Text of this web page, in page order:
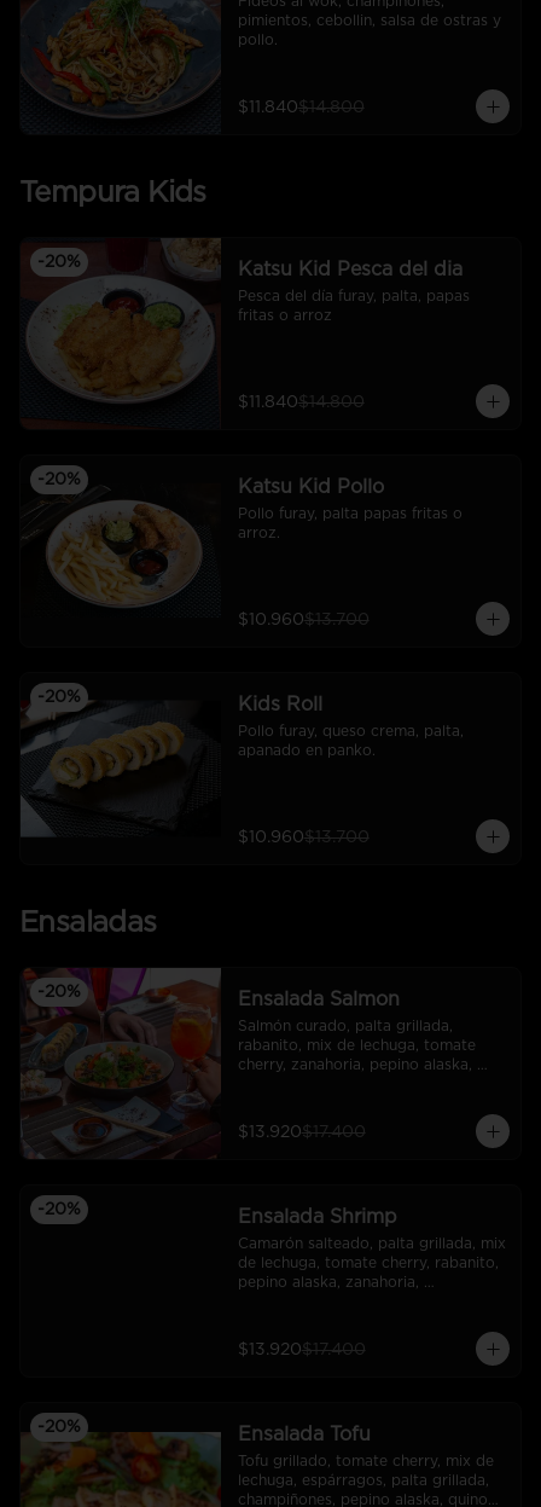
pimientos, cebollin, salsa de ostras y
pollo.
$11.840$14.800
Tempura Kids
-20% Katsu Kid Pesca del dia
Pesca del día furay, palta, papas
fritas o arroz
$11.840$14.800
-20% Katsu Kid Pollo
Pollo furay, palta papas fritas o
arroz.
$10.960$13.700
-20% Kids Roll
Pollo furay, queso crema, palta,
apanado en panko.
$10.960$13.700
Ensaladas
-20% Ensalada Salmon
Salmón curado, palta grillada,
rabanito, mix de lechuga, tomate
cherry, zanahoria, pepino alaska,
$13.920$17.400
-20% Ensalada Shrimp
Camarón salteado, palta grillada, mix
de lechuga, tomate cherry, rabanito,
pepino alaska, zanahoria,
balsámico.
$13.920$17.400
-20% Ensalada Tofu
Tofu grillado, tomate cherry, mix de
lechuga, espárragos, palta grillada,
champiñones, pepino alaska, quinoa